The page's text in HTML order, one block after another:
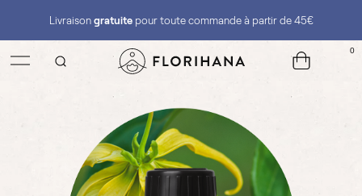
Livraison gratuitepour toute commande à partir de 45€
0